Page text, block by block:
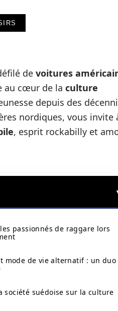
de voitures
au cœur de la culture
depuis des
nordiques, vous invite
, esprit rockabilly et
passionnés de raggare lors
mode de vie alternatif : un duo
société suédoise sur la culture